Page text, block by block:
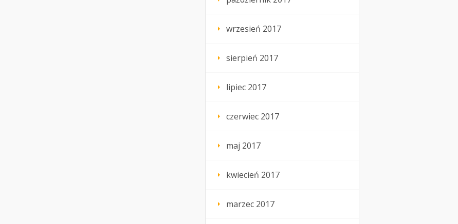
wrzesień 2017
sierpień 2017
lipiec 2017
czerwiec 2017
maj 2017
kwiecień 2017
marzec 2017